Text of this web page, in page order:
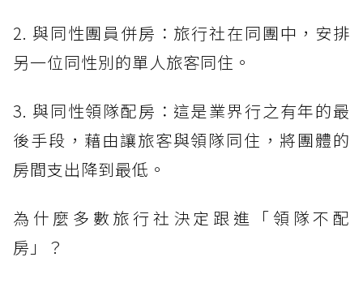
2. 與同性團員併房：旅行社在同團中，安排
另一位同性別的單人旅客同住。
3. 與同性領隊配房：這是業界行之有年的最
後手段，藉由讓旅客與領隊同住，將團體的
房間支出降到最低。
為什麼多數旅行社決定跟進「領隊不配
房」？